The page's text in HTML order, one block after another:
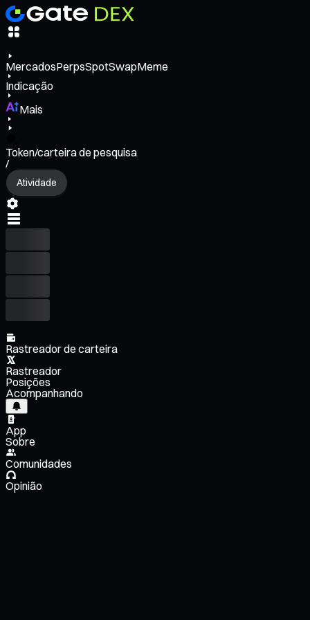
MercadosPerpsSpotSwapMeme
Indicação
Mais
Token/carteira de pesquisa
/
Atividade
Rastreador de carteira
Rastreador
Posições
Acompanhando
App
Sobre
Comunidades
Opinião